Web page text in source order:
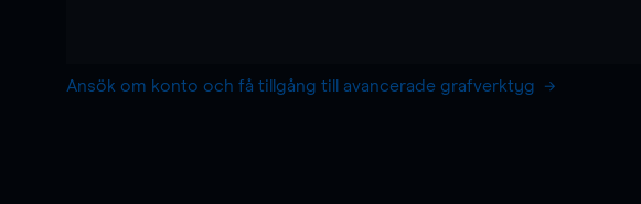
Ansök om konto och få tillgång till avancerade grafverktyg